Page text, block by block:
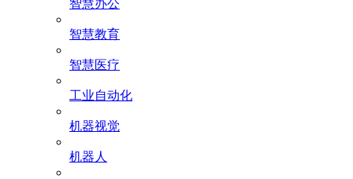
智慧办公
智慧教育
智慧医疗
工业自动化
机器视觉
机器人